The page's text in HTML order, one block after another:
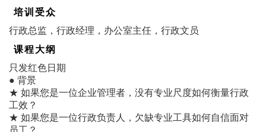
培训受众
行政总监，行政经理，办公室主任，行政文员
课程大纲
只发红色日期
● 背景
★ 如果您是一位企业管理者，没有专业尺度如何衡量行政
工效？
★ 如果您是一位行政负责人，欠缺专业工具如何自信面对
员工？